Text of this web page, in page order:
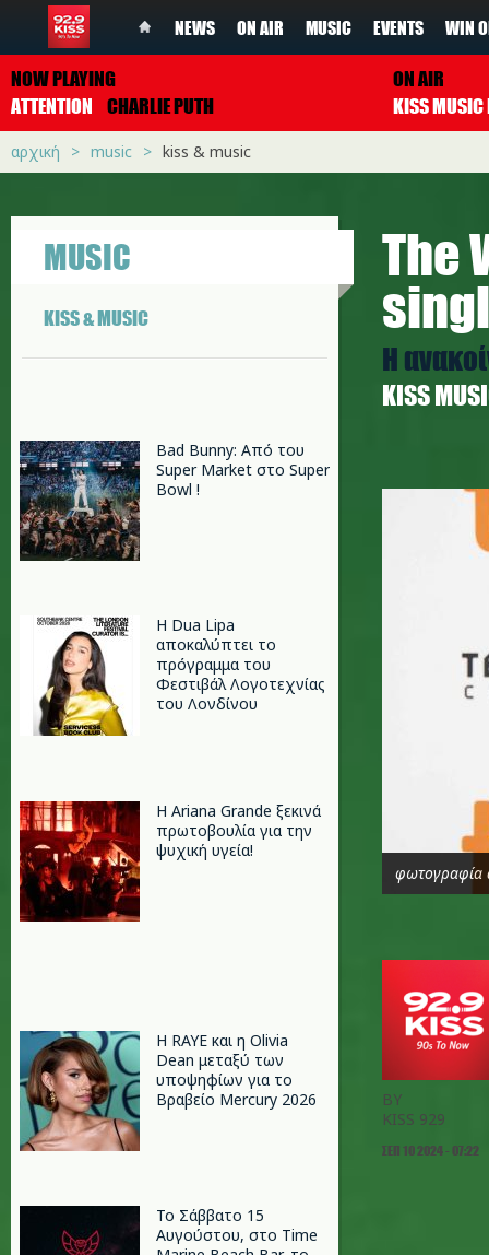
NEWS ON AIR MUSIC EVENTS WIN
NOW PLAYING
ATTENTION
CHARLIE PUTH
ON AIR
αρχική music kiss & music
MUSIC
KISS & MUSIC
Bad Bunny: Από του
Super Market στο Super
Bowl !
Η Dua Lipa
αποκαλύπτει το
πρόγραμμα του
Φεστιβάλ Λογοτεχνίας
του Λονδίνου
Η Ariana Grande ξεκινά
πρωτοβουλία για την
ψυχική υγεία!
Η RAYE και η Olivia
Dean μεταξύ των
υποψηφίων για το
Βραβείο Mercury 2026
Το Σάββατο 15
Αυγούστου, στο Time
The
Η
ΚISS
w.jpg
φωτογραφία
BY
KISS 929
ΣΕΠ 10 2024 - 07:22